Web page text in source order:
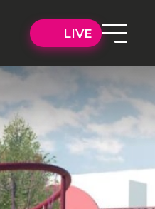
LIVE